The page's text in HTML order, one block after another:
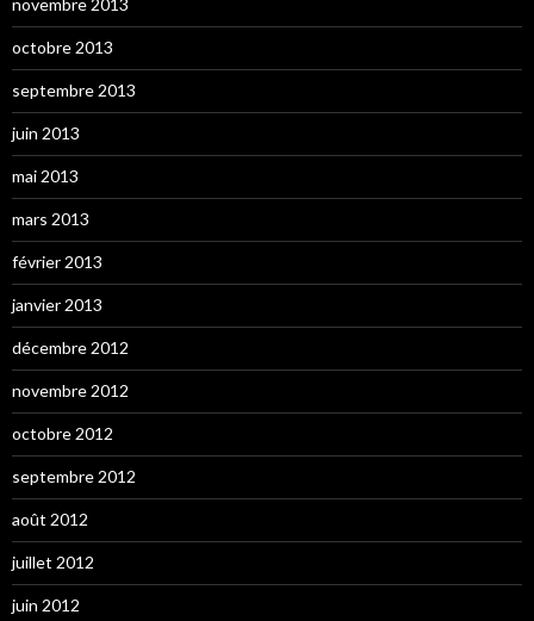
novembre 2013
octobre 2013
septembre 2013
juin 2013
mai 2013
mars 2013
février 2013
janvier 2013
décembre 2012
novembre 2012
octobre 2012
septembre 2012
août 2012
juillet 2012
juin 2012